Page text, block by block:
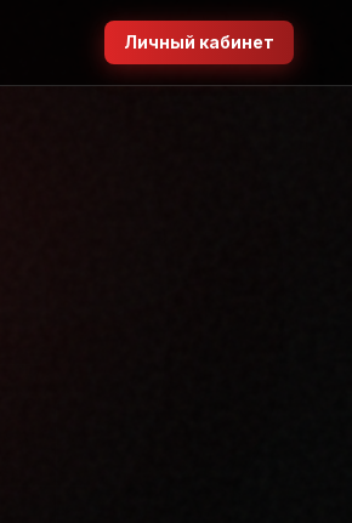
Личный кабинет